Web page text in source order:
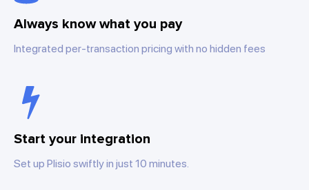
Always know what you pay
Integrated per-transaction pricing with no hidden fees
Start your integration
Set up Plisio swiftly in just 10 minutes.